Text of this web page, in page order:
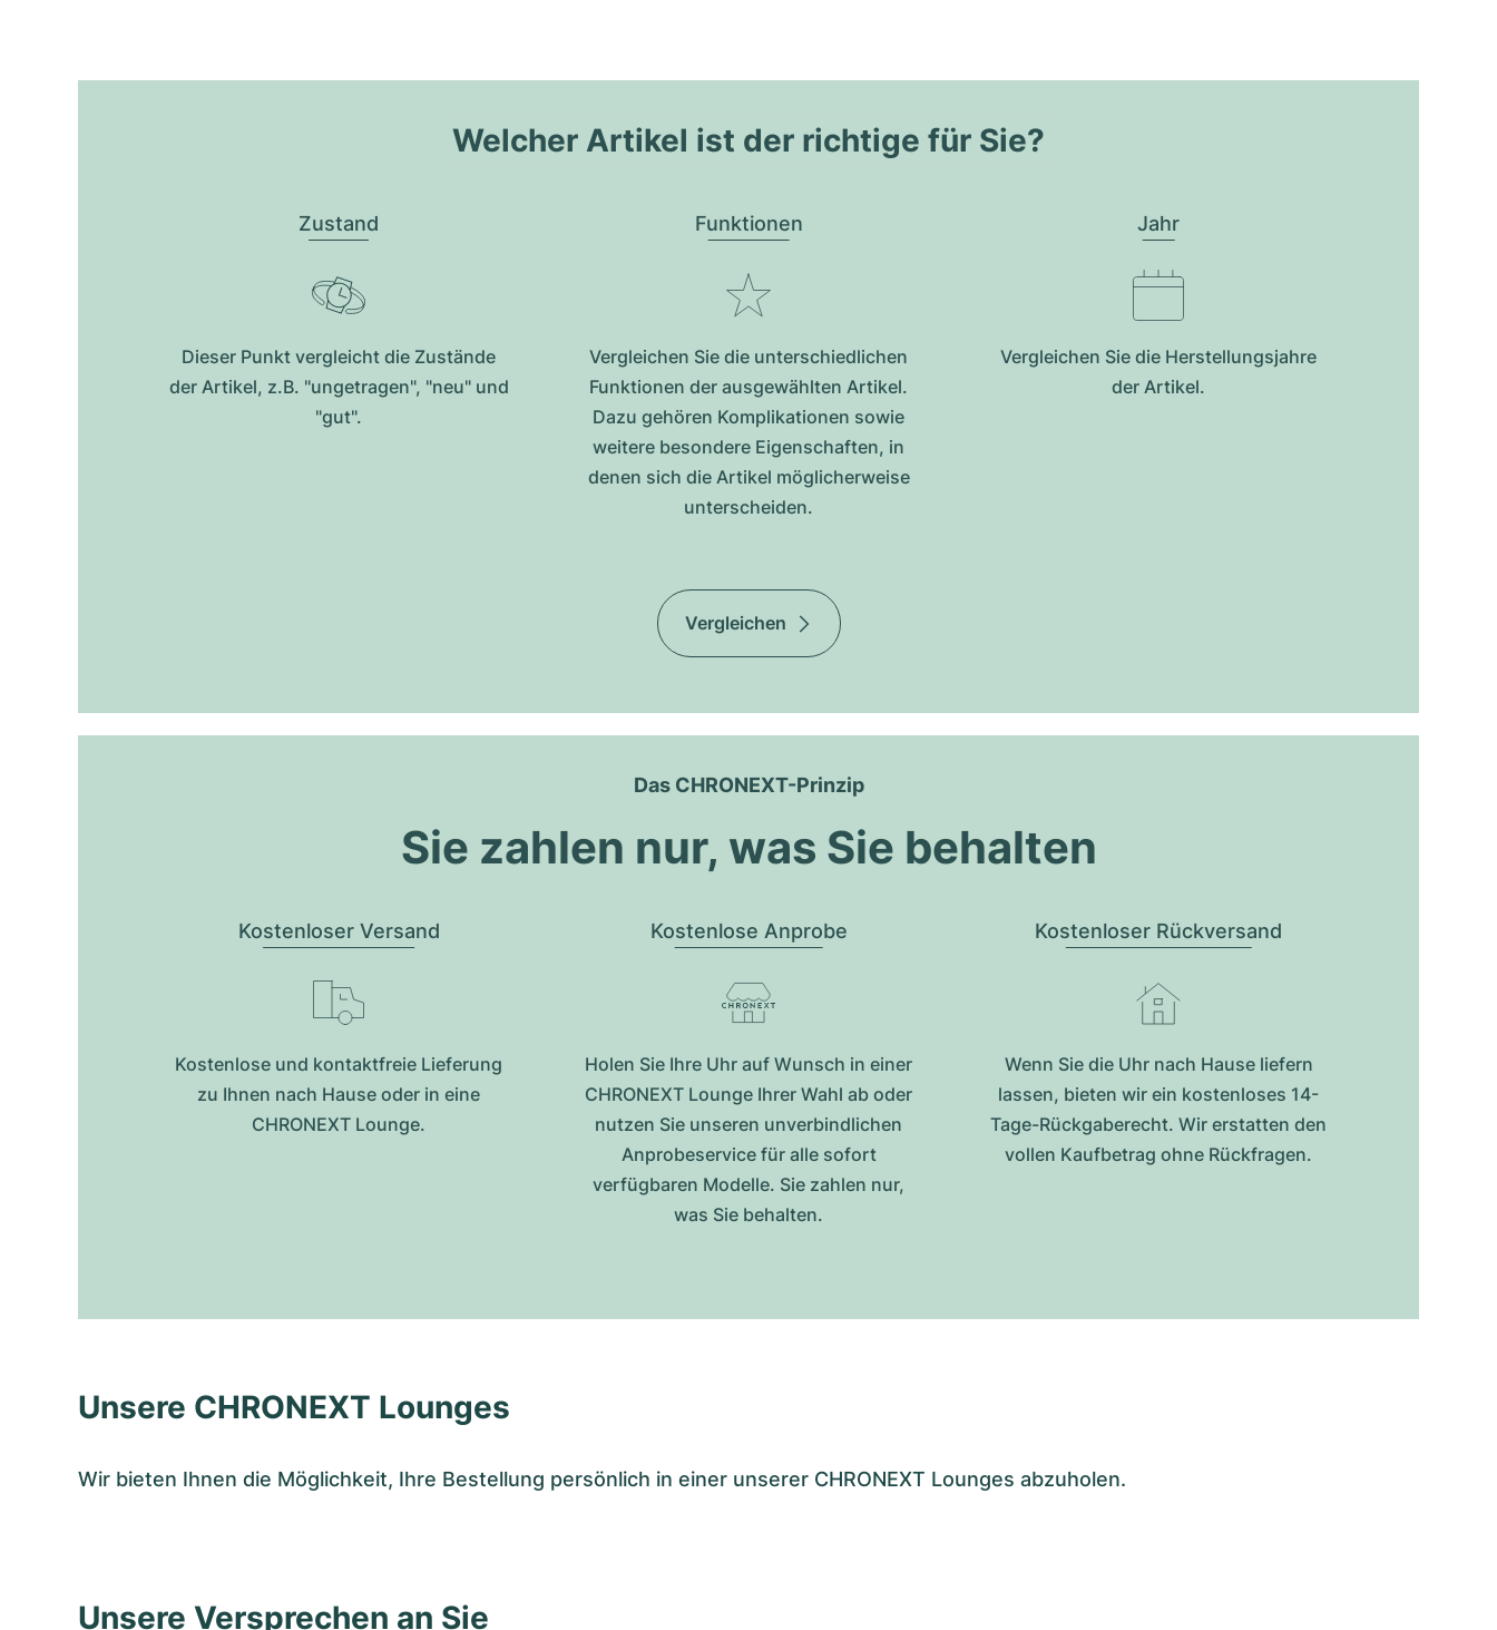
Welcher Artikel ist der richtige für Sie?
Zustand
Dieser Punkt vergleicht die Zustände
der Artikel, z.B. "ungetragen", "neu" und
"gut".
Funktionen
Vergleichen Sie die unterschiedlichen
Funktionen der ausgewählten Artikel.
Dazu gehören Komplikationen sowie
weitere besondere Eigenschaften, in
denen sich die Artikel möglicherweise
unterscheiden.
Jahr
Vergleichen Sie die Herstellungsjahre
der Artikel.
Vergleichen
Das CHRONEXT-Prinzip
Sie zahlen nur, was Sie behalten
Kostenloser Versand
Kostenlose und kontaktfreie Lieferung
zu Ihnen nach Hause oder in eine
CHRONEXT Lounge.
Kostenlose Anprobe
Holen Sie Ihre Uhr auf Wunsch in einer
CHRONEXT Lounge Ihrer Wahl ab oder
nutzen Sie unseren unverbindlichen
Anprobeservice für alle sofort
verfügbaren Modelle. Sie zahlen nur,
was Sie behalten.
Kostenloser Rückversand
Wenn Sie die Uhr nach Hause liefern
lassen, bieten wir ein kostenloses 14-
Tage-Rückgaberecht. Wir erstatten den
vollen Kaufbetrag ohne Rückfragen.
Unsere CHRONEXT Lounges
Wir bieten Ihnen die Möglichkeit, Ihre Bestellung persönlich in einer unserer CHRONEXT Lounges abzuholen.
Unsere Versprechen an Sie